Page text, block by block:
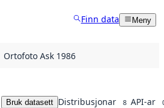
Finn data Meny
Ortofoto Ask 1986
Bruk datasett Distribusjonar 8 API-ar